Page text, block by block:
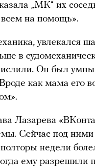
„МК“ их
всем на помощь».
увлекался
в
Он был
как мама его
Лазарева
Сейчас под
недели
ему разрешили